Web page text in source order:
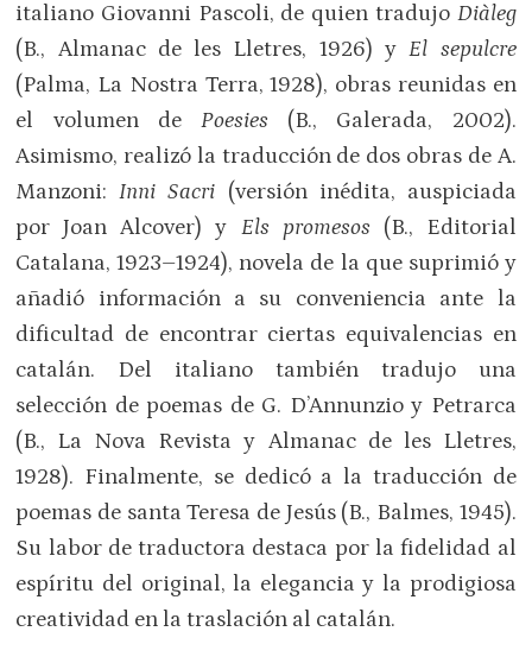
italiano Giovanni Pascoli, de quien tradujo Diàleg
(B., Almanac de les Lletres, 1926) yEl sepulcre
(Palma, La Nostra Terra, 1928), obras reunidas en
el volumen de Poesies (B., Galerada, 2002).
Asimismo, realizó la traducción de dos obras de A.
Manzoni:Inni Sacri (versión inédita, auspiciada
por Joan Alcover) y Els promesos (B., Editorial
Catalana, 1923–1924), novela de la que suprimió y
añadió información a su conveniencia ante la
dificultad de encontrar ciertas equivalencias en
catalán. Del italiano también tradujo una
selección de poemas de G. D’Annunzio y Petrarca
(B., La Nova Revista y Almanac de les Lletres,
1928). Finalmente, se dedicó a la traducción de
poemas de santa Teresa de Jesús (B., Balmes, 1945).
Su labor de traductora destaca por la fidelidad al
espíritu del original, la elegancia y la prodigiosa
creatividad en la traslación al catalán.